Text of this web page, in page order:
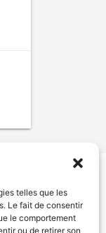
telles que les
Le fait de consentir
le comportement
ou de retirer son